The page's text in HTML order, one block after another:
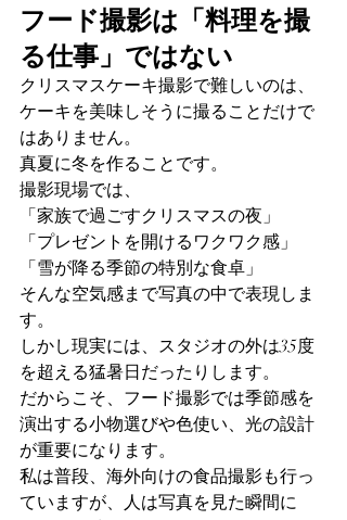
フード撮影は「料理を撮
る仕事」ではない
クリスマスケーキ撮影で難しいのは、
ケーキを美味しそうに撮ることだけで
はありません。
真夏に冬を作ることです。
撮影現場では、
「家族で過ごすクリスマスの夜」
「プレゼントを開けるワクワク感」
「雪が降る季節の特別な食卓」
そんな空気感まで写真の中で表現しま
す。
しかし現実には、スタジオの外は35度
を超える猛暑日だったりします。
だからこそ、フード撮影では季節感を
演出する小物選びや色使い、光の設計
が重要になります。
私は普段、海外向けの食品撮影も行っ
ていますが、人は写真を見た瞬間に